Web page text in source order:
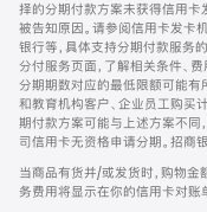
择的分期付款方案未获得信用卡
被告知原因。请参阅信用卡发卡
银行等，具体支持分期付款服务
分付服务页面，了解相关条件、
分期期数对应的最低限额可能有
和教育机构客户、企业员工购
期付款方案可能与上述方案不同
司信用卡无资格申请分期。招
当商品有货并/或发货时，购物金
务费用将显示在你的信用卡对账